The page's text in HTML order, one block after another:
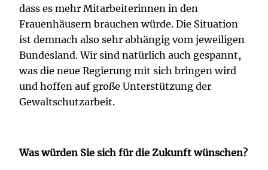
dass es mehr Mitarbeiterinnen in den
Frauenhäusern brauchen würde. Die Situation
ist demnach also sehr abhängig vom jeweiligen
Bundesland. Wir sind natürlich auch gespannt,
was die neue Regierung mit sich bringen wird
und hoffen auf große Unterstützung der
Gewaltschutzarbeit.
Was würden Sie sich für die Zukunft wünschen?